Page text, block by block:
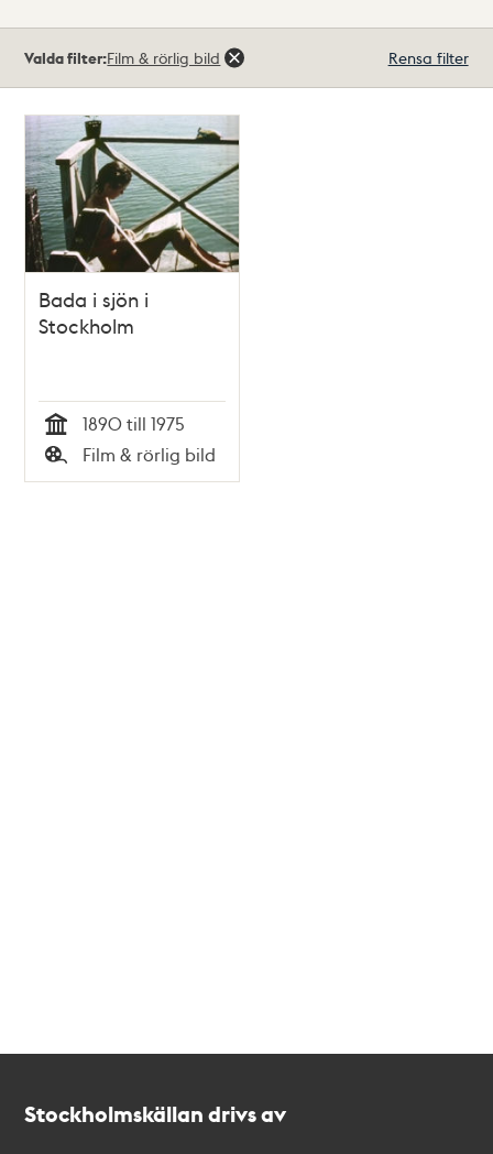
träffar
Valda filter:Film & rörlig bild Rensa filter
Bada i sjön i
Stockholm
Tid
1890 till 1975
Typ
Film & rörlig bild
Stockholmskällan drivs av